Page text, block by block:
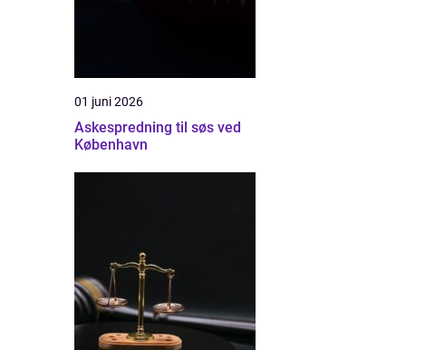
01 juni 2026
Askespredning til søs ved
København